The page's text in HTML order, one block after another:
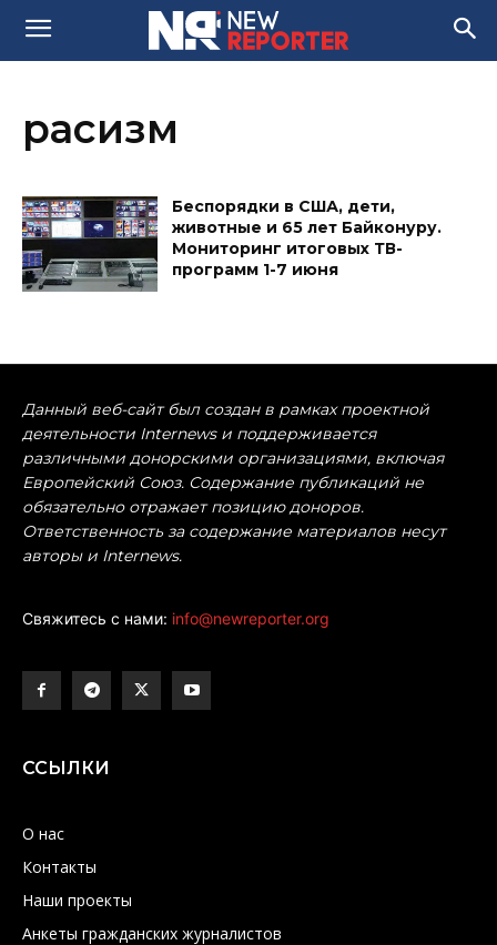
расизм
Беспорядки в США, дети,
животные и 65 лет Байконуру.
Мониторинг итоговых ТВ-
программ 1-7 июня
Данный веб-сайт был создан в рамках проектной
деятельности Internews и поддерживается
различными донорскими организациями, включая
Европейский Союз. Содержание публикаций не
обязательно отражает позицию доноров.
Ответственность за содержание материалов несут
авторы и Internews.
Свяжитесь с нами: info@newreporter.org
ССЫЛКИ
О нас
Контакты
Наши проекты
Анкеты гражданских журналистов